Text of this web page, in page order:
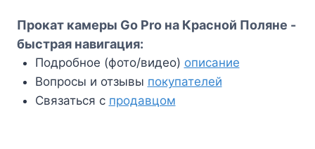
Прокат камеры Go Pro на Красной Поляне -
быстрая навигация:
Подробное (фото/видео) описание
Вопросы и отзывы покупателей
Связаться с продавцом